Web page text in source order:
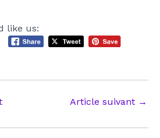
like us:
Article suivant →